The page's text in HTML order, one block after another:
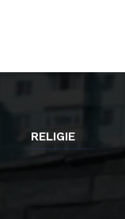
RELIGIE